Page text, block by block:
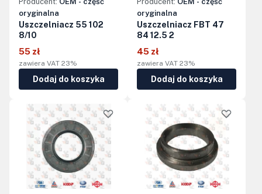
oryginalna
Uszczelniacz 55 102
8/10
55 zł
zawiera VAT 23%
Dodaj do koszyka
oryginalna
Uszczelniacz FBT 47
84 12.5 2
45 zł
zawiera VAT 23%
Dodaj do koszyka